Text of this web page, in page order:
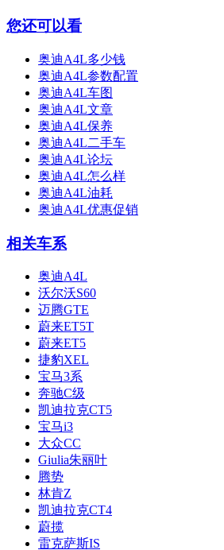
您还可以看
奥迪A4L多少钱
奥迪A4L参数配置
奥迪A4L车图
奥迪A4L文章
奥迪A4L保养
奥迪A4L二手车
奥迪A4L论坛
奥迪A4L怎么样
奥迪A4L油耗
奥迪A4L优惠促销
相关车系
奥迪A4L
沃尔沃S60
迈腾GTE
蔚来ET5T
蔚来ET5
捷豹XEL
宝马3系
奔驰C级
凯迪拉克CT5
宝马i3
大众CC
Giulia朱丽叶
腾势
林肯Z
凯迪拉克CT4
蔚揽
雷克萨斯IS